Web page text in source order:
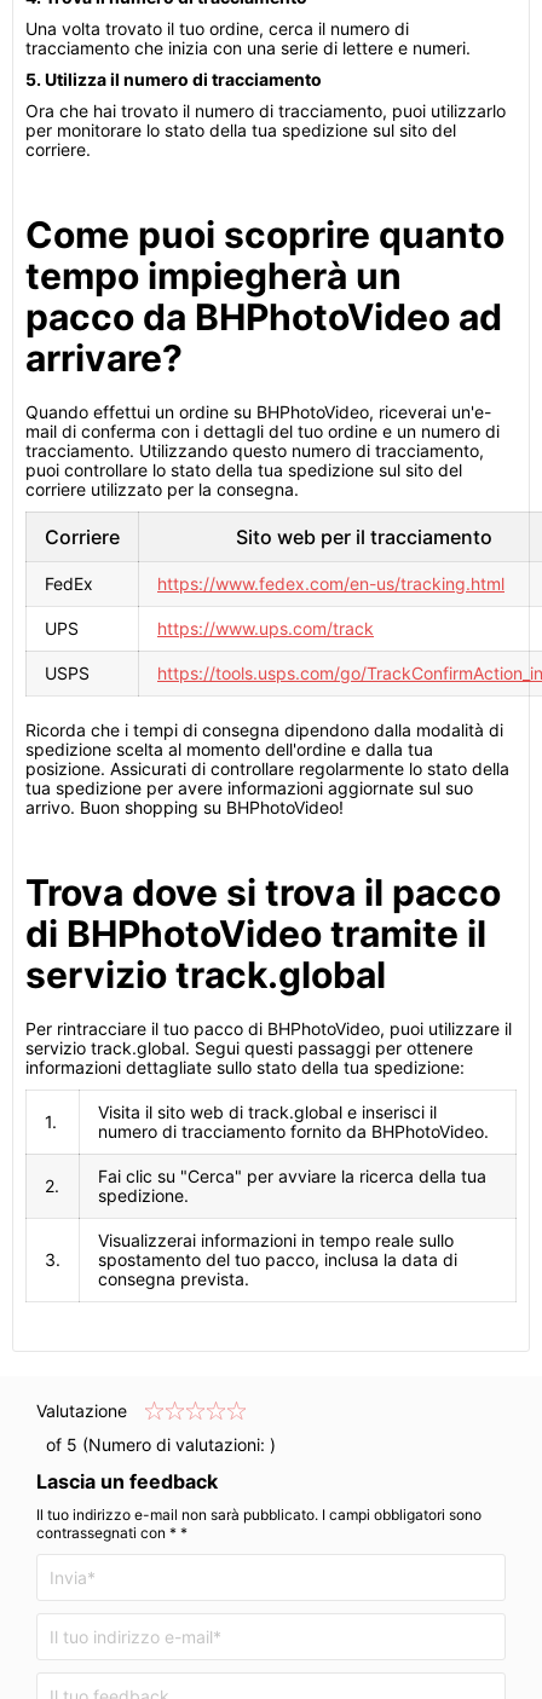
Una volta trovato il tuo ordine, cerca il numero di
tracciamento che inizia con una serie di lettere e numeri.
5. Utilizza il numero di tracciamento
Ora che hai trovato il numero di tracciamento, puoi utilizzarlo
per monitorare lo stato della tua spedizione sul sito del
corriere.
Come puoi scoprire quanto
tempo impiegherà un
pacco da BHPhotoVideo ad
arrivare?
Quando effettui un ordine su BHPhotoVideo, riceverai un'e-
mail di conferma con i dettagli del tuo ordine e un numero di
tracciamento. Utilizzando questo numero di tracciamento,
puoi controllare lo stato della tua spedizione sul sito del
corriere utilizzato per la consegna.
Corriere Sito web per il tracciamento
FedEx https://www.fedex.com/en-us/tracking.html
UPS https://www.ups.com/track
USPS https://tools.usps.com/go/
Ricorda che i tempi di consegna dipendono dalla modalità di
spedizione scelta al momento dell'ordine e dalla tua
posizione. Assicurati di controllare regolarmente lo stato della
tua spedizione per avere informazioni aggiornate sul suo
arrivo. Buon shopping su BHPhotoVideo!
Trova dove si trova il pacco
di BHPhotoVideo tramite il
servizio track.global
Per rintracciare il tuo pacco di BHPhotoVideo, puoi utilizzare il
servizio track.global. Segui questi passaggi per ottenere
informazioni dettagliate sullo stato della tua spedizione:
1.
Visita il sito web di track.global e inserisci il
numero di tracciamento fornito da BHPhotoVideo.
2.
Fai clic su "Cerca" per avviare la ricerca della tua
spedizione.
3.
Visualizzerai informazioni in tempo reale sullo
spostamento del tuo pacco, inclusa la data di
consegna prevista.
Valutazione
of 5 (Numero di valutazioni: )
Lascia un feedback
Il tuo indirizzo e-mail non sarà pubblicato. I campi obbligatori sono
contrassegnati con * *